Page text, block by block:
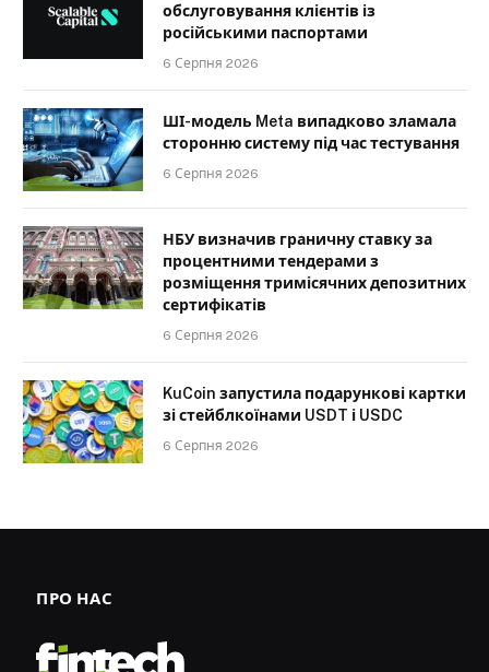
обслуговування клієнтів із
російськими паспортами
6 Серпня 2026
ШІ-модель Meta випадково зламала
сторонню систему під час тестування
6 Серпня 2026
НБУ визначив граничну ставку за
процентними тендерами з
розміщення тримісячних депозитних
сертифікатів
6 Серпня 2026
KuCoin запустила подарункові картки
зі стейблкоїнами USDT і USDC
6 Серпня 2026
ПРО НАС